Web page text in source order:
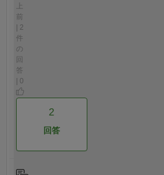
前
| 2
件
の
回
答
| 0
2
回答